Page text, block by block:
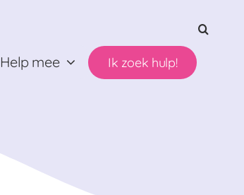
Help mee Ik zoek hulp!